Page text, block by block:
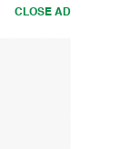
CLOSE AD